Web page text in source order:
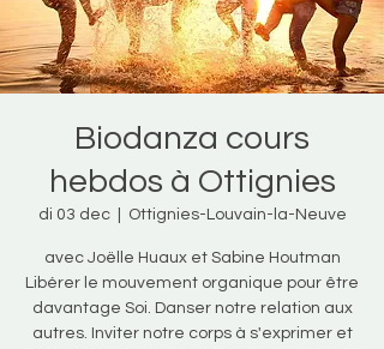
Biodanza cours
hebdos à Ottignies
di 03 dec
  |
Ottignies-Louvain-la-Neuve
avec Joëlle Huaux et Sabine Houtman
Libérer le mouvement organique pour être
davantage Soi. Danser notre relation aux
autres. Inviter notre corps à s'exprimer et